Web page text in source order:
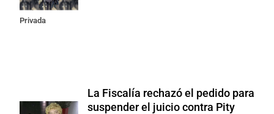
Propiedad
Privada
La Fiscalía rechazó el pedido para
suspender el juicio contra Pity